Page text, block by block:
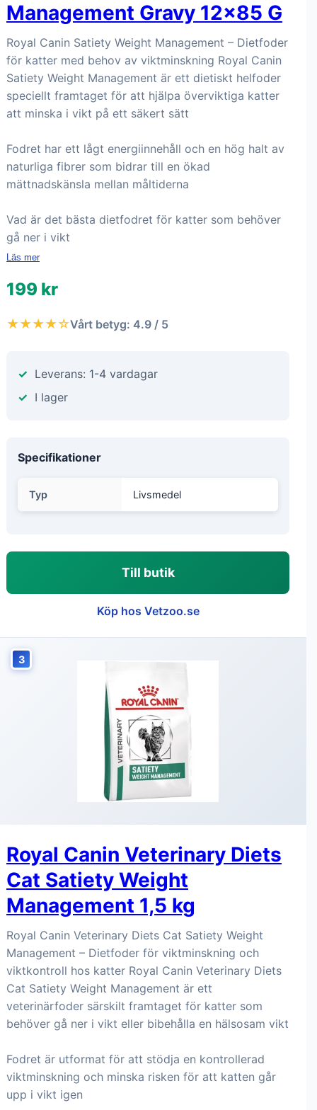
Management Gravy 12x85 G
Royal Canin Satiety Weight Management – Dietfoder
för katter med behov av viktminskning Royal Canin
Satiety Weight Management är ett dietiskt helfoder
speciellt framtaget för att hjälpa överviktiga katter
att minska i vikt på ett säkert sätt
Fodret har ett lågt energiinnehåll och en hög halt av
naturliga fibrer som bidrar till en ökad
mättnadskänsla mellan måltiderna
Vad är det bästa dietfodret för katter som behöver
gå ner i vikt
Läs mer
199 kr
★★★★☆Vårt betyg: 4.9 / 5
Leverans: 1-4 vardagar
I lager
Specifikationer
Typ Livsmedel
Till butik
Köp hos Vetzoo.se
3
Royal Canin Veterinary Diets
Cat Satiety Weight
Management 1,5 kg
Royal Canin Veterinary Diets Cat Satiety Weight
Management – Dietfoder för viktminskning och
viktkontroll hos katter Royal Canin Veterinary Diets
Cat Satiety Weight Management är ett
veterinärfoder särskilt framtaget för katter som
behöver gå ner i vikt eller bibehålla en hälsosam vikt
Fodret är utformat för att stödja en kontrollerad
viktminskning och minska risken för att katten går
upp i vikt igen